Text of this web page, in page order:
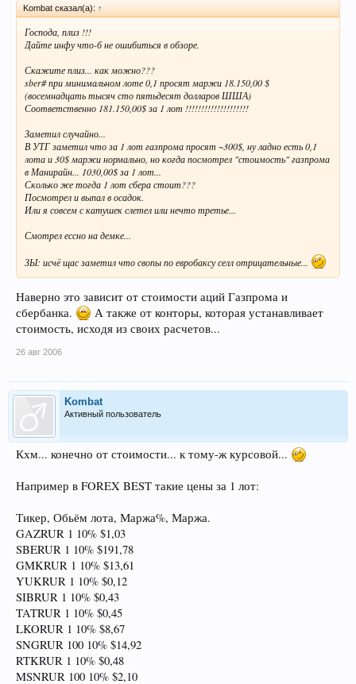
Kombat сказал(а): ↑
Господа, плиз !!!
Дайте инфу что-б не ошибиться в обзоре.
Скажите плиз... как можно???
sber# при минимальном лоте 0,1 просят маржи 18.150,00 $
(восемнадцать тысяч сто пятьдесят долларов ШША)
Соответственно 181.150,00$ за 1 лот !!!!!!!!!!!!!!!!!!!!
Заметил случайно...
В УТГ заметил что за 1 лот газпрома просят ~300$, ну ладно есть 0,1
лота и 30$ маржи нормально, но когда посмотрел "стоимость" газпрома
в Манирайн... 1030,00$ за 1 лот...
Сколько же тогда 1 лот сбера стоит???
Посмотрел и выпал в осадок.
Или я совсем с катушек слетел или нечто третье...
Смотрел ессно на демке...
ЗЫ: исчё щас заметил что свопы по евробаксу селл отрицательные...
Наверно это зависит от стоимости аций Газпрома и
сбербанка.
А также от конторы, которая устанавливает
стоимость, исходя из своих расчетов...
26 авг 2006
Kombat
Активный пользователь
Кхм... конечно от стоимости... к тому-ж курсовой...
Например в FOREX BEST такие цены за 1 лот:
Тикер, Обьём лота, Маржа%, Маржа.
GAZRUR 1 10% $1,03
SBERUR 1 10% $191,78
GMKRUR 1 10% $13,61
YUKRUR 1 10% $0,12
SIBRUR 1 10% $0,43
TATRUR 1 10% $0,45
LKORUR 1 10% $8,67
SNGRUR 100 10% $14,92
RTKRUR 1 10% $0,48
MSNRUR 100 10% $2,10